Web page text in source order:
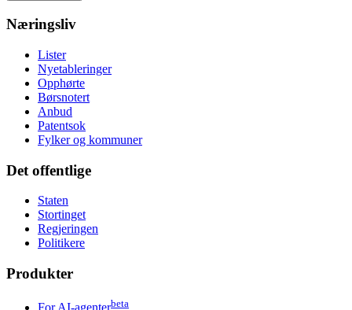
Næringsliv
Lister
Nyetableringer
Opphørte
Børsnotert
Anbud
Patentsok
Fylker og kommuner
Det offentlige
Staten
Stortinget
Regjeringen
Politikere
Produkter
For AI-agenterbeta